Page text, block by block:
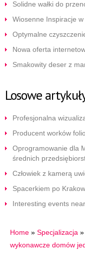
Solidne wałki do
Wiosenne Inspiracje w
Optymalne
Nowa oferta
Smakowity deser z
Losowe
Profesjonalna
Producent worków
Oprogramowanie dla
średnich
Człowiek z kamerą
Spacerkiem po
Interesting events
Home » Specjalizacja »
wykonawcze domów